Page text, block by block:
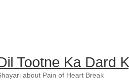
Tootne Ka Dard
about Pain of Heart Break